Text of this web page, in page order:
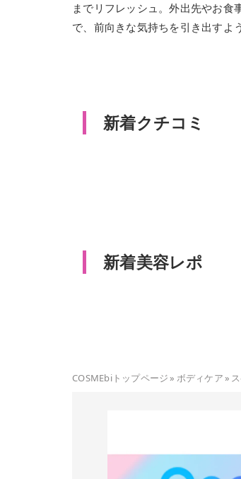
までリフレッシュ。外出先やお食
で、前向きな気持ちを引き出すよ
新着クチコミ
新着美容レポ
COSMEbiトップページ» ボディケア»